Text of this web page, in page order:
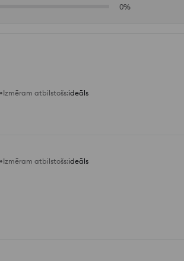
0%
Izmēram atbilstošs:ideāls
Izmēram atbilstošs:ideāls